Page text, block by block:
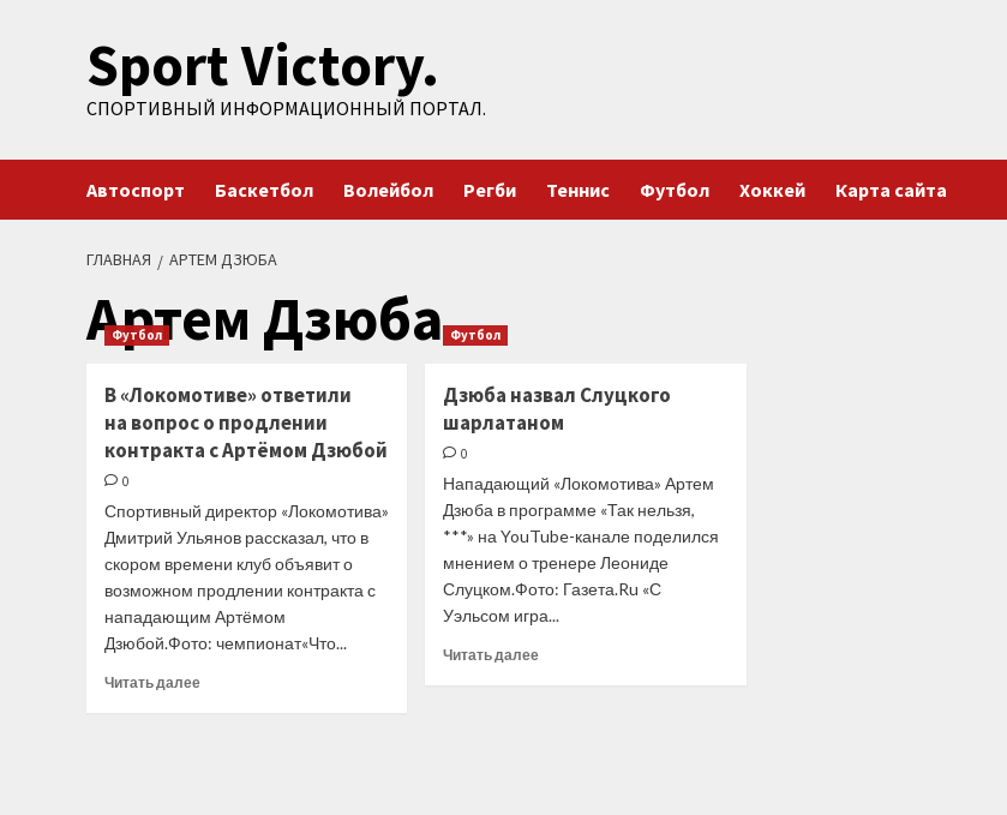
содержимомуSport Victory.
СПОРТИВНЫЙ ИНФОРМАЦИОННЫЙ ПОРТАЛ.
Автоспорт Баскетбол Волейбол Регби Теннис Футбол Хоккей Карта сайта
ГЛАВНАЯ АРТЕМ ДЗЮБА
Артем Дзюба
Футбол
В «Локомотиве» ответили
на вопрос о продлении
контракта с Артёмом Дзюбой
0
Спортивный директор «Локомотива»
Дмитрий Ульянов рассказал, что в
скором времени клуб объявит о
возможном продлении контракта с
нападающим Артёмом
Дзюбой.Фото: чемпионат«Что...
Читать далееПрочитать
Футбол
Дзюба назвал Слуцкого
шарлатаном
0
Нападающий «Локомотива» Артем
Дзюба в программе «Так нельзя,
***» на YouTube-канале поделился
мнением о тренере Леониде
Слуцком.Фото: Газета.Ru «С
Уэльсом игра...
Читать далееПрочитать